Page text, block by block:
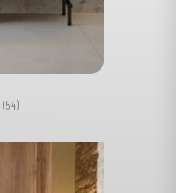
(54)